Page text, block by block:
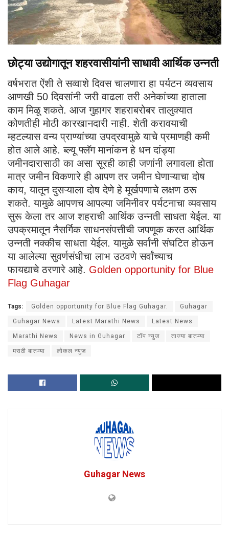
छोट्या उद्योगातून शहरवासीयांनी साधावी आर्थिक उन्नती
वर्षभरात ऐंशी ते सव्वाशे दिवस चालणारा हा पर्यटन व्यवसाय
आणखी 50 दिवसांनी जरी वाढला तरी अनेकांच्या हाताला
काम मिळू शकते. आज गुहागर शहराबरोबर तालुक्यात
कोणतीही मोठी कारखानदारी नाही. शेती करावयाची
म्हटल्यास वन्य प्राण्यांच्या उपद्रवामुळे याचे प्रमाणही कमी
होत आले आहे. ब्ल्यू फ्लॅग मानांकन हे धन दांड्या
जमीनदारासाठी का असा सूरही काही जणांनी लगावला होता
मात्र जमीन विकणारे ही आपण तर जमीन घेणाऱ्याचा दोष
काय, यातून दुसऱ्याला दोष देणे हे मूर्खपणाचे लक्षण ठरू
शकते. यामुळे आपणच आपल्या जमिनीवर पर्यटनाचा व्यवसाय
सुरू केला तर आज शहराची आर्थिक उन्नती साधता येईल. या
उपक्रमातून नैसर्गिक साधनसंपत्तीची जपणूक करत आर्थिक
उन्नती नक्कीच साधता येईल. यामुळे सर्वांनी संघटित होऊन
या आलेल्या सुवर्णसंधीचा लाभ उठवणे सर्वांच्याच
फायद्याचे ठरणारे आहे. Golden opportunity for Blue
Flag Guhagar
Tags: Golden opportunity for Blue Flag Guhagar. Guhagar
Guhagar News Latest Marathi News Latest News
Marathi News News in Guhagar टॉप न्युज ताज्या बातम्या
मराठी बातम्या लोकल न्युज
Guhagar News